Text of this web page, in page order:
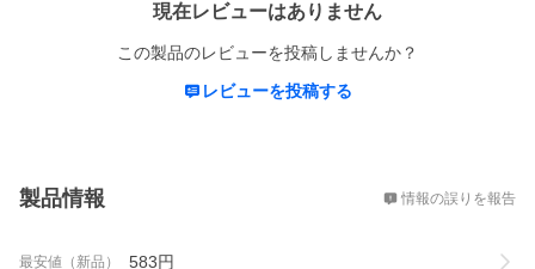
現在レビューはありません
この製品のレビューを投稿しませんか？
レビューを投稿する
製品情報 情報の誤りを報告
最安値（新品） 583円